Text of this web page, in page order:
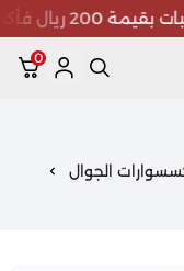
ريال فأكثر 🛒
0
الجوال